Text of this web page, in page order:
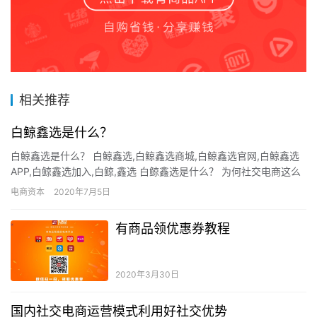
相关推荐
白鲸鑫选是什么？
白鲸鑫选是什么？ 白鲸鑫选,白鲸鑫选商城,白鲸鑫选官网,白鲸鑫选
APP,白鲸鑫选加入,白鲸,鑫选 白鲸鑫选是什么？ 为何社交电商这么
火？ 为什么社交电商现在这么火？本质上是因为传统…
电商资本 2020年7月5日
有商品领优惠券教程
2020年3月30日
国内社交电商运营模式利用好社交优势